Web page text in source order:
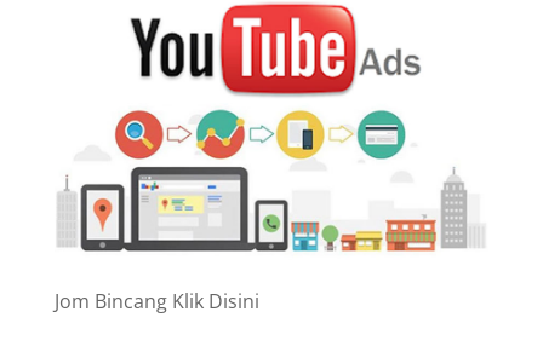
Jom Bincang Klik Disini